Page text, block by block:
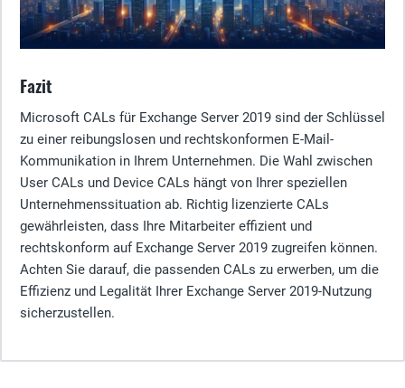
Fazit
Microsoft CALs für Exchange Server 2019 sind der Schlüssel
zu einer reibungslosen und rechtskonformen E-Mail-
Kommunikation in Ihrem Unternehmen. Die Wahl zwischen
User CALs und Device CALs hängt von Ihrer speziellen
Unternehmenssituation ab. Richtig lizenzierte CALs
gewährleisten, dass Ihre Mitarbeiter effizient und
rechtskonform auf Exchange Server 2019 zugreifen können.
Achten Sie darauf, die passenden CALs zu erwerben, um die
Effizienz und Legalität Ihrer Exchange Server 2019-Nutzung
sicherzustellen.